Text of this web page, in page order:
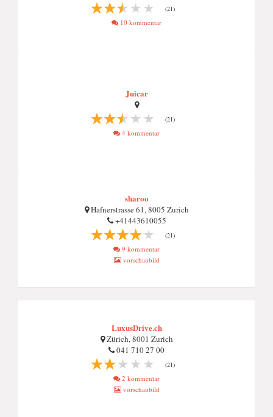
(21)
10 kommentar
Juicar
(21)
4 kommentar
sharoo
Hafnerstrasse 61, 8005 Zurich
+41443610055
(21)
9 kommentar
vorschaubild
LuxusDrive.ch
Zürich, 8001 Zurich
041 710 27 00
(21)
2 kommentar
vorschaubild